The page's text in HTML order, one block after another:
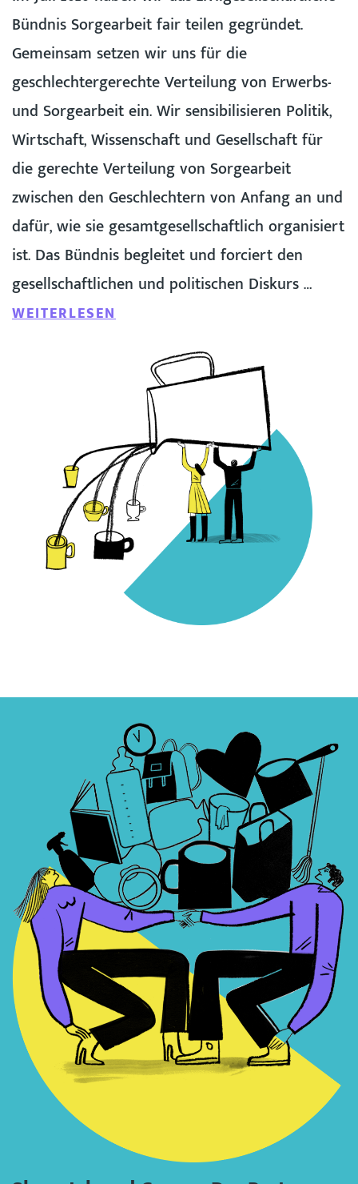
Bündnis Sorgearbeit fair teilen gegründet.
Gemeinsam setzen wir uns für die
geschlechtergerechte Verteilung von Erwerbs-
und Sorgearbeit ein. Wir sensibilisieren Politik,
Wirtschaft, Wissenschaft und Gesellschaft für
die gerechte Verteilung von Sorgearbeit
zwischen den Geschlechtern von Anfang an und
dafür, wie sie gesamtgesellschaftlich organisiert
ist. Das Bündnis begleitet und forciert den
gesellschaftlichen und politischen Diskurs …
WEITERLESEN